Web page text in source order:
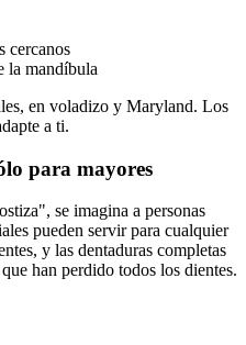
cercanos
la mandíbula
en voladizo y Maryland. Los
a ti.
para mayores
se imagina a personas
pueden servir para cualquier
y las dentaduras completas
han perdido todos los dientes.